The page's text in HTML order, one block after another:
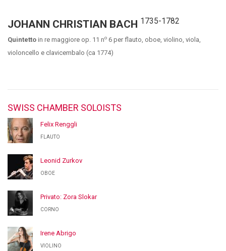
JOHANN CHRISTIAN BACH 1735-1782
Quintetto in re maggiore op. 11 no 6 per flauto, oboe, violino, viola,
violoncello e clavicembalo (ca 1774)
SWISS CHAMBER SOLOISTS
Felix Renggli
FLAUTO
Leonid Zurkov
OBOE
Privato: Zora Slokar
CORNO
Irene Abrigo
VIOLINO